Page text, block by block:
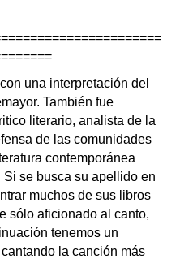
una interpretación del
También fue
literario, analista de la
de las comunidades
contemporánea
se busca su apellido en
muchos de sus libros
sólo aficionado al canto,
tenemos un
la canción más